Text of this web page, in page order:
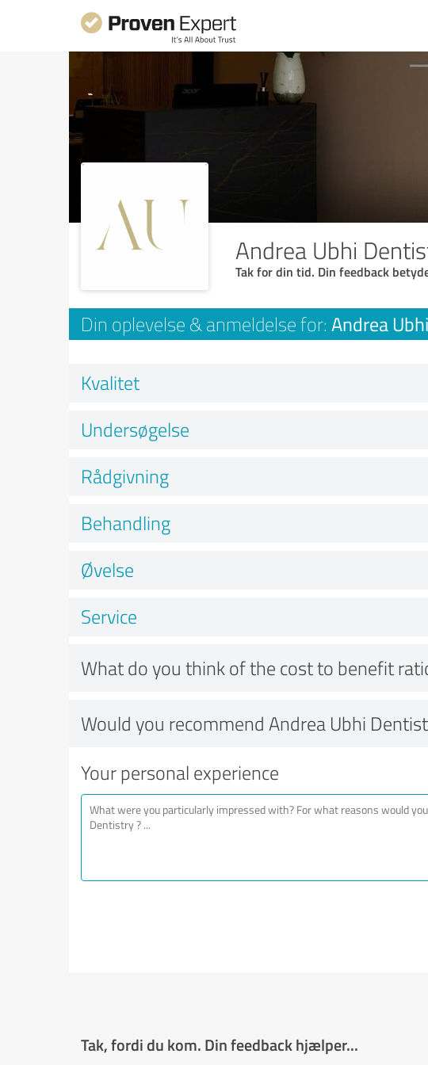
Andrea Ubhi
Tak for din tid. Din feedback
Din oplevelse & anmeldelse for: Andrea
Kvalitet
Undersøgelse
Rådgivning
Behandling
Øvelse
Service
What do you think of the cost to benefit
Would you recommend Andrea Ubhi
Your personal experience
Tak, fordi du kom. Din feedback hjælper...